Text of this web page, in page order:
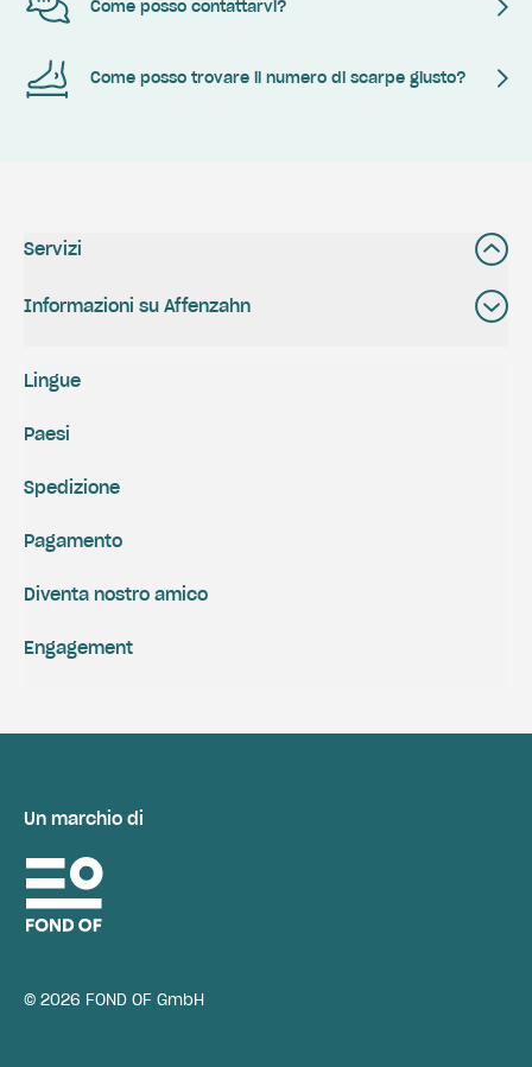
Come posso contattarvi?
Come posso trovare il numero di scarpe giusto?
Servizi
Informazioni su Affenzahn
Spedizione
Pagamento
Engagement
Diventa nostro amico
Lingue
Paesi
Un marchio di
© 2026 FOND OF GmbH